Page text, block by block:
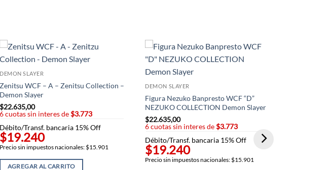
DEMON SLAYER
Zenitsu WCF – A – Zenitsu Collection –
Demon Slayer
$22.635,00
6 cuotas sin interes de$3.773
Débito/Transf. bancaria 15% Off
$19.240
Precio sin impuestos nacionales: $15.901
AGREGAR AL CARRITO
DEMON SLAYER
Figura Nezuko Banpresto WCF “D”
NEZUKO COLLECTION Demon Slayer
$22.635,00
6 cuotas sin interes de$3.773
Débito/Transf. bancaria 15% Off
$19.240
Precio sin impuestos nacionales: $15.901